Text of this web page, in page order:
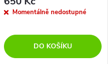
Momentálně nedostupné
DO KOŠÍKU